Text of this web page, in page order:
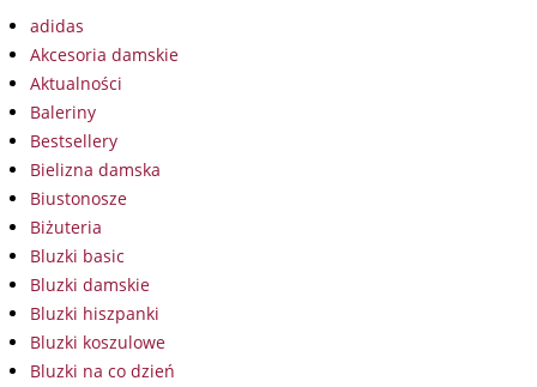
adidas
Akcesoria damskie
Aktualności
Baleriny
Bestsellery
Bielizna damska
Biustonosze
Biżuteria
Bluzki basic
Bluzki damskie
Bluzki hiszpanki
Bluzki koszulowe
Bluzki na co dzień